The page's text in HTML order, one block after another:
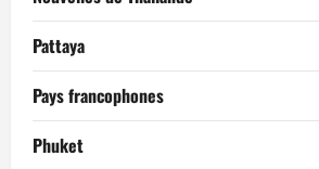
Pattaya
Pays francophones
Phuket